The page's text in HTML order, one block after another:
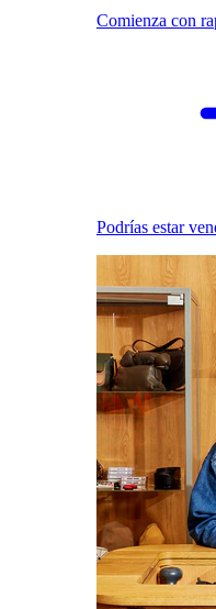
Comienza con
Podrías estar